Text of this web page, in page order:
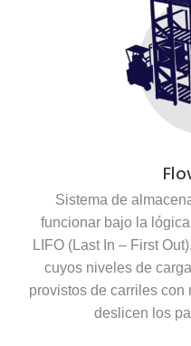
Sistema de
funcionar bajo la
LIFO (Last In – First
cuyos niveles de
provistos de carriles con
deslicen los